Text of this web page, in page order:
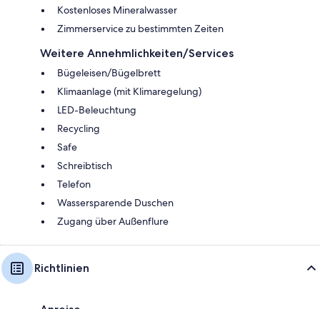
Kostenloses Mineralwasser
Zimmerservice zu bestimmten Zeiten
Weitere Annehmlichkeiten/Services
Bügeleisen/Bügelbrett
Klimaanlage (mit Klimaregelung)
LED-Beleuchtung
Recycling
Safe
Schreibtisch
Telefon
Wassersparende Duschen
Zugang über Außenflure
Richtlinien